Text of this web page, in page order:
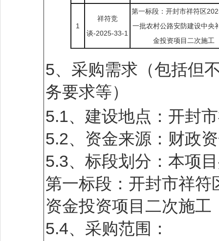
1
祥符竞
谈-2025-33-1
第一标段：开封市祥符区
一批农村公路安防建设中央
金投资项目二次施工
5、采购需求（包括但
务要求等）
5.1、建设地点：开封
5.2、资金来源：财政
5.3、标段划分：本项
第一标段：开封市祥
资金投资项目二次施工
5.4、采购范围：